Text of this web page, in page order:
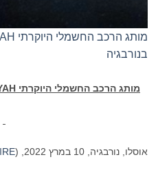
בנורבגיה
מותג הרכב החשמלי היוקרתי
אוסלו, נורבגיה, 10 במרץ 2022, (